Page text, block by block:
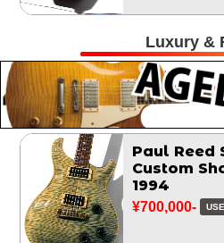
Luxury &
Paul Reed
Custom
1994
¥700,000-